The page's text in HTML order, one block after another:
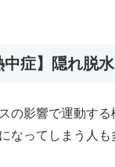
中症】隠れ脱
の影響で運動す
なってしまう人も